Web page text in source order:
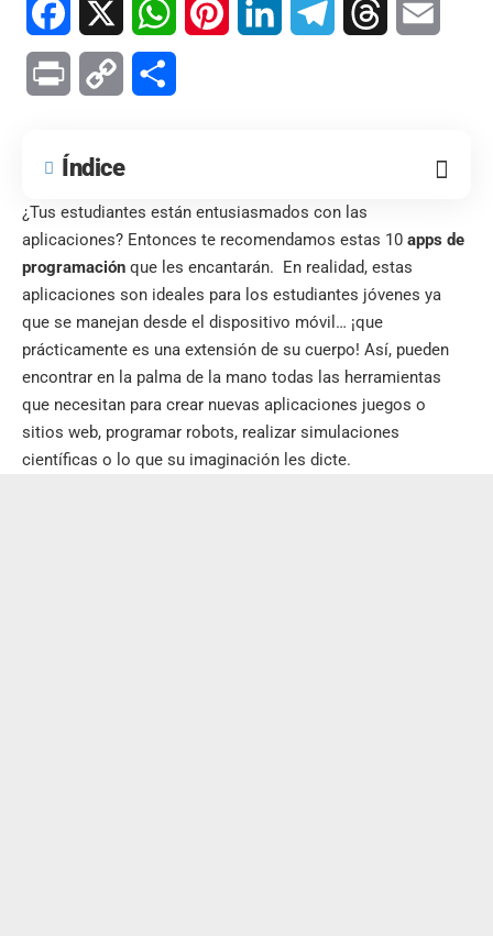
Facebook WhatsAppPinterest LinkedIn TelegramThreads
Print Copy
Índice
¿Tus estudiantes están entusiasmados con las
aplicaciones? Entonces te recomendamos estas 10 apps de
programación que les encantarán. En realidad, estas
aplicaciones son ideales para los estudiantes jóvenes ya
que se manejan desde el dispositivo móvil… ¡que
prácticamente es una extensión de su cuerpo! Así, pueden
encontrar en la palma de la mano todas las herramientas
que necesitan para crear nuevas aplicaciones juegos o
sitios web, programar robots, realizar simulaciones
científicas o lo que su imaginación les dicte.